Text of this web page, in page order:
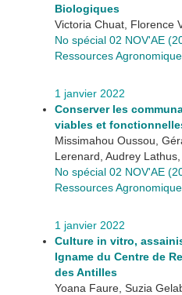
Biologiques
Victoria Chuat, Florence
No spécial 02 NOV'AE
Ressources
1 janvier 2022
Conserver les
viables et
Missimahou Oussou,
Lerenard, Audrey
No spécial 02 NOV'AE
Ressources
1 janvier 2022
Culture in vitro,
Igname du Centre de
des Antilles
Yoana Faure, Suzia